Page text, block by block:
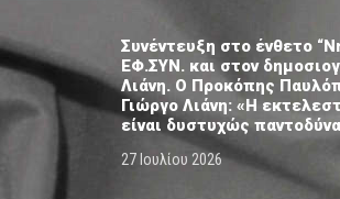
Συνέντευξη στο ένθετο
ΕΦ.ΣΥΝ. και στον
Λιάνη. Ο Προκόπης
Γιώργο Λιάνη: «Η
είναι δυστυχώς
27 Ιουλίου 2026